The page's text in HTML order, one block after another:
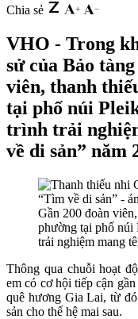
Chia sẻ
VHO - Trong
sử của Bảo
viên, thanh
tại phố núi
trình trải
về di sản” năm
Gần 200 đoàn
phường tại phố núi
trải nghiệm mang
Thông qua chuỗi hoạt
em có cơ hội tiếp cận
quê hương Gia Lai, từ
sản cho thế hệ mai sau.